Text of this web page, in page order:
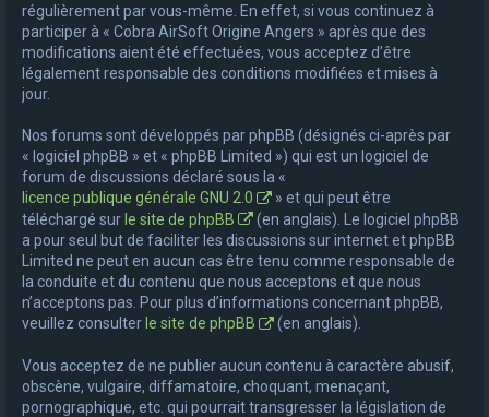
régulièrement par vous-même. En effet, si vous continuez à
participer à « Cobra AirSoft Origine Angers » après que des
modifications aient été effectuées, vous acceptez d’être
légalement responsable des conditions modifiées et mises à
jour.
Nos forums sont développés par phpBB (désignés ci-après par
« logiciel phpBB » et « phpBB Limited ») qui est un logiciel de
forum de discussions déclaré sous la «
licence publique générale GNU 2.0
» et qui peut être
téléchargé surle site de phpBB
(en anglais). Le logiciel phpBB
a pour seul but de faciliter les discussions sur internet et phpBB
Limited ne peut en aucun cas être tenu comme responsable de
la conduite et du contenu que nous acceptons et que nous
n’acceptons pas. Pour plus d’informations concernant phpBB,
veuillez consulter le site de phpBB (en anglais).
Vous acceptez de ne publier aucun contenu à caractère abusif,
obscène, vulgaire, diffamatoire, choquant, menaçant,
pornographique, etc. qui pourrait transgresser la législation de